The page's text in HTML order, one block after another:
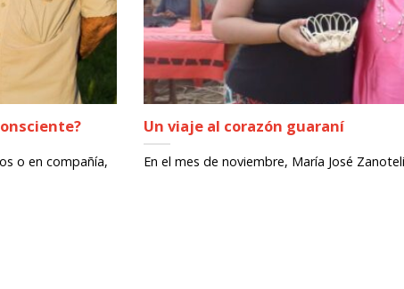
o en compañía,
Un viaje al corazón guaraní
En el mes de noviembre, María José